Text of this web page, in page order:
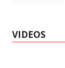
VIDEOS